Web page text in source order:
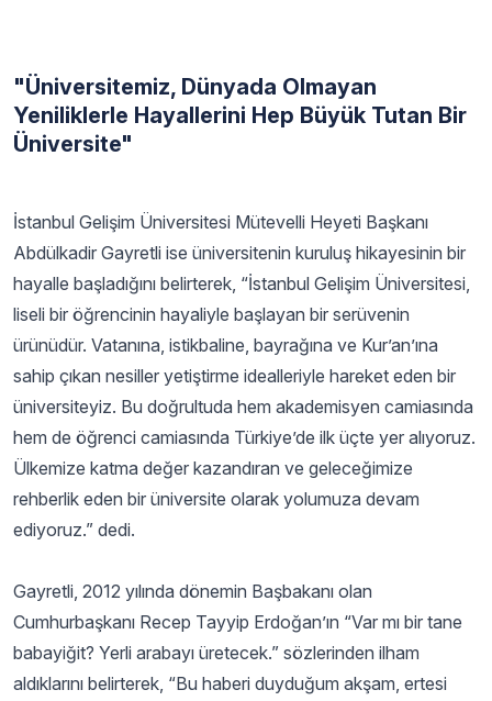
"Üniversitemiz, Dünyada Olmayan
Yeniliklerle Hayallerini Hep Büyük Tutan Bir
Üniversite"
İstanbul Gelişim Üniversitesi Mütevelli Heyeti Başkanı
Abdülkadir Gayretli ise üniversitenin kuruluş hikayesinin bir
hayalle başladığını belirterek, “İstanbul Gelişim Üniversitesi,
liseli bir öğrencinin hayaliyle başlayan bir serüvenin
ürünüdür. Vatanına, istikbaline, bayrağına ve Kur’an’ına
sahip çıkan nesiller yetiştirme idealleriyle hareket eden bir
üniversiteyiz. Bu doğrultuda hem akademisyen camiasında
hem de öğrenci camiasında Türkiye’de ilk üçte yer alıyoruz.
Ülkemize katma değer kazandıran ve geleceğimize
rehberlik eden bir üniversite olarak yolumuza devam
ediyoruz.” dedi.
Gayretli, 2012 yılında dönemin Başbakanı olan
Cumhurbaşkanı Recep Tayyip Erdoğan’ın “Var mı bir tane
babayiğit? Yerli arabayı üretecek.” sözlerinden ilham
aldıklarını belirterek, “Bu haberi duyduğum akşam, ertesi